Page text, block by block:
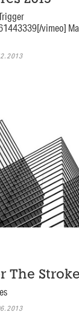
vimeo]
The